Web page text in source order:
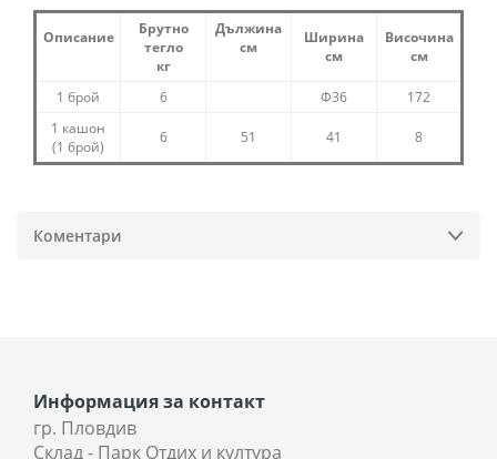
Описание
Брутно
тегло
кг
Дължина
см
Ширина
см
Височина
см
1 брой 6 Ф36
172
1 кашон
(1 брой)
6 51 41 8
Коментари
Информация за контакт
гр. Пловдив
Склад - Парк Отдих и култура